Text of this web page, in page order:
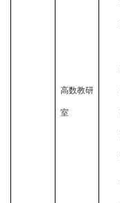
高数教研
室